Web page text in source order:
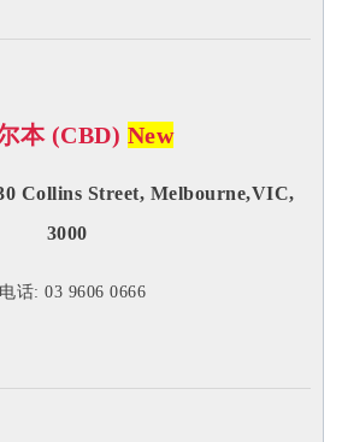
本 (CBD) New
Collins Street, Melbourne,VIC,
3000
电话: 03 9606 0666